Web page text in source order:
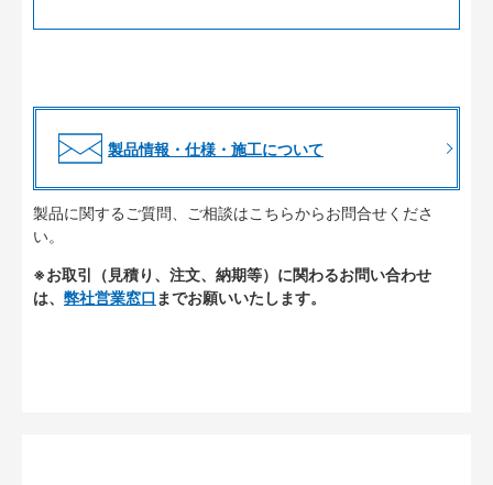
製品情報・仕様・施工について
製品に関するご質問、ご相談はこちらからお問合せくださ
い。
※お取引（見積り、注文、納期等）に関わるお問い合わせ
は、 弊社営業窓口 までお願いいたします。